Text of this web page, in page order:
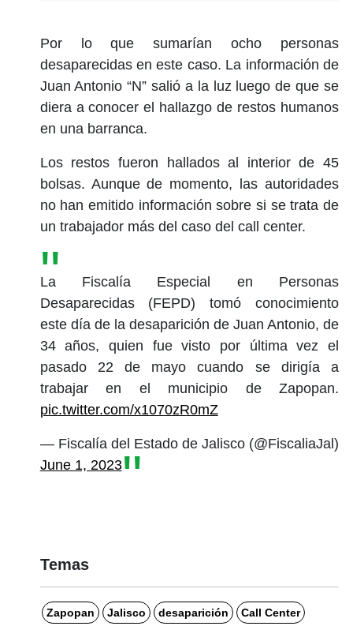
Por lo que sumarían ocho personas
desaparecidas en este caso. La información de
Juan Antonio “N” salió a la luz luego de que se
diera a conocer el hallazgo de restos humanos
en una barranca.
Los restos fueron hallados al interior de 45
bolsas. Aunque de momento, las autoridades
no han emitido información sobre si se trata de
un trabajador más del caso del call center.
La Fiscalía Especial en Personas
Desaparecidas (FEPD) tomó conocimiento
este día de la desaparición de Juan Antonio, de
34 años, quien fue visto por última vez el
pasado 22 de mayo cuando se dirigía a
trabajar en el municipio de Zapopan.
pic.twitter.com/x1070zR0mZ
— Fiscalía del Estado de Jalisco (@FiscaliaJal)
June 1, 2023
Temas
Zapopan Jalisco desaparición Call Center